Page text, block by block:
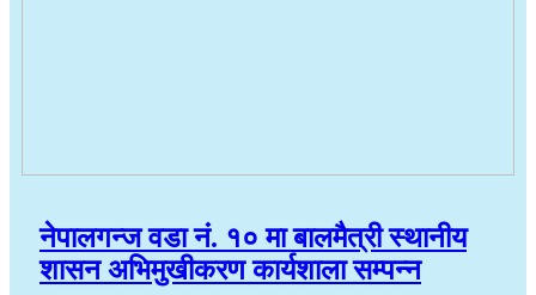
नेपालगन्ज वडा नं. १० मा बालमैत्री स्थानीय
शासन अभिमुखीकरण कार्यशाला सम्पन्न